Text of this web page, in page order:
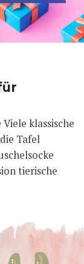
klassische
Tafel
tierische